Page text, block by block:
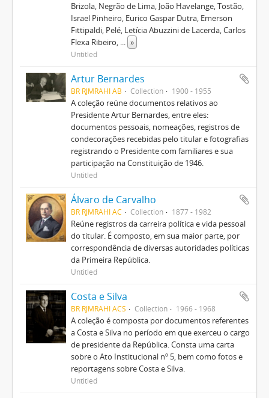
Brizola, Negrão de Lima, João Havelange, Tostão,
Israel Pinheiro, Eurico Gaspar Dutra, Emerson
Fittipaldi, Pelé, Letícia Abuzzini de Lacerda, Carlos
Flexa Ribeiro, ... »
Untitled
Artur Bernardes
BR RJMRAHI AB Collection 1900 - 1955
A coleção reúne documentos relativos ao
Presidente Artur Bernardes, entre eles:
documentos pessoais, nomeações, registros de
condecorações recebidas pelo titular e fotografias
registrando o Presidente com familiares e sua
participação na Constituição de 1946.
Untitled
Álvaro de Carvalho
BR RJMRAHI AC Collection 1877 - 1982
Reúne registros da carreira política e vida pessoal
do titular. É composto, em sua maior parte, por
correspondência de diversas autoridades políticas
da Primeira República.
Untitled
Costa e Silva
BR RJMRAHI ACS Collection 1966 - 1968
A coleção é composta por documentos referentes
a Costa e Silva no período em que exerceu o cargo
de presidente da República. Consta uma carta
sobre o Ato Institucional nº 5, bem como fotos e
reportagens sobre Costa e Silva.
Untitled